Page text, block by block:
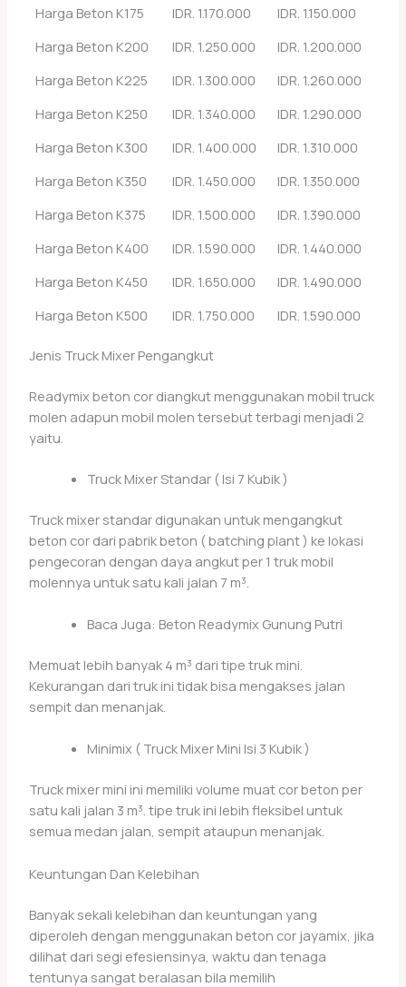
Harga Beton K175 IDR. 1.170.000
IDR. 1.150.000
Harga Beton K200
IDR. 1.250.000
IDR. 1.200.000
Harga Beton K225
IDR. 1.300.000
IDR. 1.260.000
Harga Beton K250
IDR. 1.340.000
IDR. 1.290.000
Harga Beton K300
IDR. 1.400.000
IDR. 1.310.000
Harga Beton K350
IDR. 1.450.000
IDR. 1.350.000
Harga Beton K375
IDR. 1.500.000
IDR. 1.390.000
Harga Beton K400
IDR. 1.590.000
IDR. 1.440.000
Harga Beton K450
IDR. 1.650.000
IDR. 1.490.000
Harga Beton K500
IDR. 1.750.000 IDR. 1.590.000
Jenis Truck Mixer Pengangkut
Readymix beton cor diangkut menggunakan mobil truck
molen adapun mobil molen tersebut terbagi menjadi 2
yaitu.
Truck Mixer Standar ( Isi 7 Kubik )
Truck mixer standar digunakan untuk mengangkut
beton cor dari pabrik beton ( batching plant ) ke lokasi
pengecoran dengan daya angkut per 1 truk mobil
molennya untuk satu kali jalan 7 m³.
Baca Juga: Beton Readymix Gunung Putri
Memuat lebih banyak 4 m³ dari tipe truk mini.
Kekurangan dari truk ini tidak bisa mengakses jalan
sempit dan menanjak.
Minimix ( Truck Mixer Mini Isi 3 Kubik )
Truck mixer mini ini memiliki volume muat cor beton per
satu kali jalan 3 m³. tipe truk ini lebih fleksibel untuk
semua medan jalan, sempit ataupun menanjak.
Keuntungan Dan Kelebihan
Banyak sekali kelebihan dan keuntungan yang
diperoleh dengan menggunakan beton cor jayamix, jika
dilihat dari segi efesiensinya, waktu dan tenaga
tentunya sangat beralasan bila memilih